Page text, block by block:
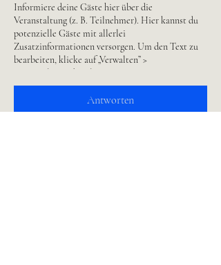
Informiere deine Gäste hier über die
Veranstaltung (z. B. Teilnehmer). Hier kannst du
potenzielle Gäste mit allerlei
Zusatzinformationen versorgen. Um den Text zu
bearbeiten, klicke auf „Verwalten” >
Veranstaltungsdetails.
Nutze diesen Absatz, um Gäste über deine
Veranstaltung zu informieren (z. B. Teilnehmer).
Antworten